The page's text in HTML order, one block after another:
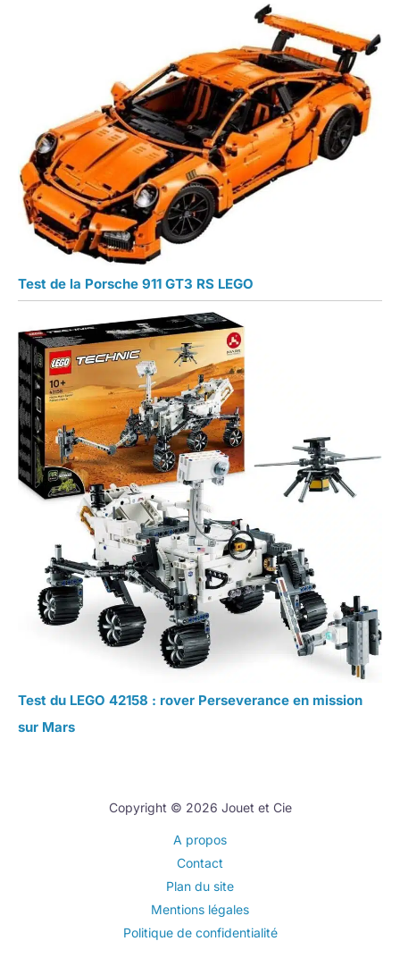
Test de la Porsche 911 GT3 RS LEGO
Test du LEGO 42158 : rover Perseverance en mission
sur Mars
Copyright © 2026 Jouet et Cie
A propos
Contact
Plan du site
Mentions légales
Politique de confidentialité